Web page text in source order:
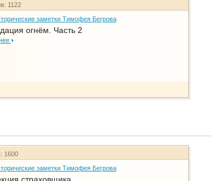
1122
заметки Тимофея Бегрова
огнём. Часть 2
1600
заметки Тимофея Бегрова